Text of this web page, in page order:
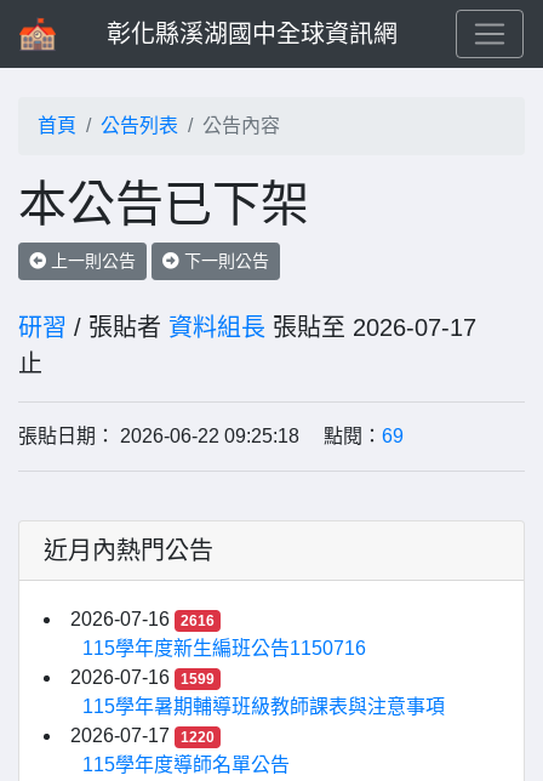
彰化縣溪湖國中全球資訊網
首頁 公告列表 公告內容
本公告已下架
上一則公告 下一則公告
研習 / 張貼者 資料組長 張貼至 2026-07-17
止
張貼日期： 2026-06-22 09:25:18 點閱： 69
近月內熱門公告
2026-07-16 2616
115學年度新生編班公告1150716
2026-07-16
1599
115學年暑期輔導班級教師課表與注意事項
2026-07-17
1220
115學年度導師名單公告